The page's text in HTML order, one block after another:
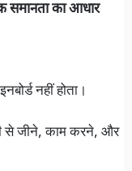
समानता का आधार
नहीं होता।
से जीने, काम करने, और